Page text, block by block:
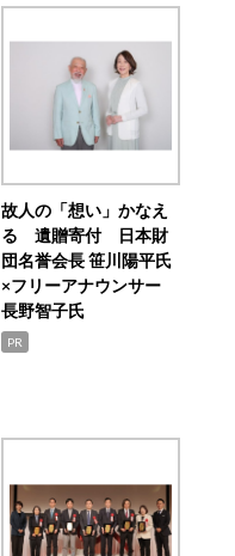
故人の「想い」かなえ
る 遺贈寄付 日本財
団名誉会長 笹川陽平氏
×フリーアナウンサー
長野智子氏
PR